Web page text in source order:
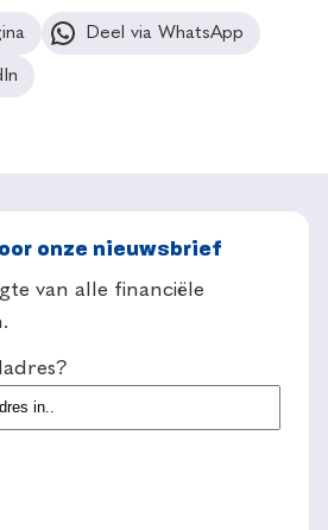
Deel via WhatsApp
onze nieuwsbrief
van alle financiële